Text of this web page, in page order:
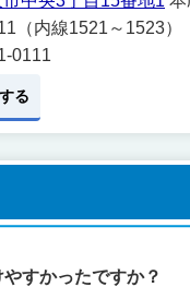
（内線1521～1523）
0111
る
すかったですか？